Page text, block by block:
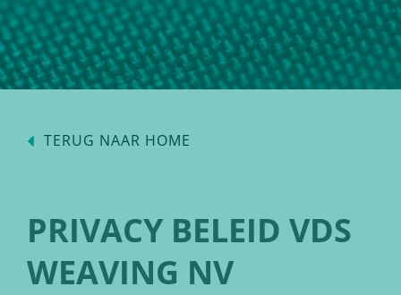
TERUG NAAR HOME
PRIVACY BELEID VDS
WEAVING NV